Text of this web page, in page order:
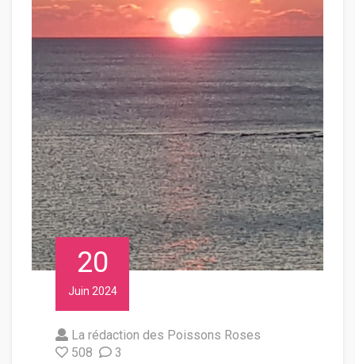
20
Juin 2024
La rédaction des Poissons Roses
508
3